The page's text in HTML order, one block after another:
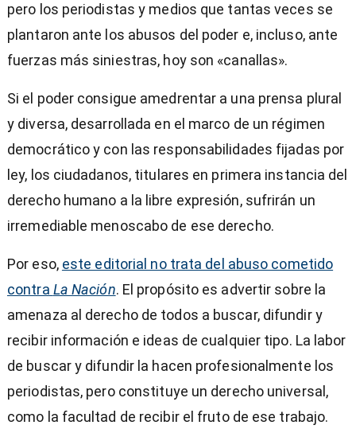
pero los periodistas y medios que tantas veces se
plantaron ante los abusos del poder e, incluso, ante
fuerzas más siniestras, hoy son «canallas».
Si el poder consigue amedrentar a una prensa plural
y diversa, desarrollada en el marco de un régimen
democrático y con las responsabilidades fijadas por
ley, los ciudadanos, titulares en primera instancia del
derecho humano a la libre expresión, sufrirán un
irremediable menoscabo de ese derecho.
Por eso, este editorial no trata del abuso cometido
contra La Nación. El propósito es advertir sobre la
amenaza al derecho de todos a buscar, difundir y
recibir información e ideas de cualquier tipo. La labor
de buscar y difundir la hacen profesionalmente los
periodistas, pero constituye un derecho universal,
como la facultad de recibir el fruto de ese trabajo.